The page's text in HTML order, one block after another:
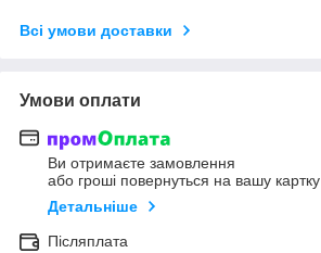
Всі умови доставки
Умови оплати
Ви отримаєте замовлення
або гроші повернуться на вашу картку
Детальніше
Післяплата